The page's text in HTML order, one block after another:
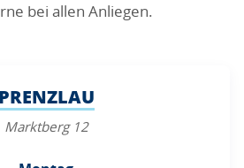
bei allen Anliegen.
PRENZLAU
Marktberg 12